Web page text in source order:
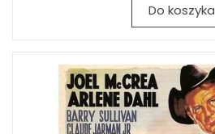
Do koszyka